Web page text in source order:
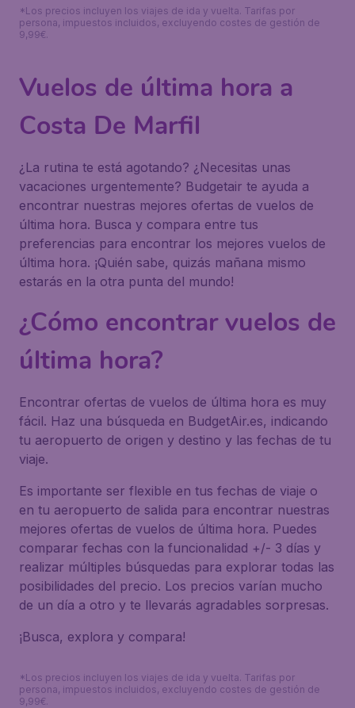
*Los precios incluyen los viajes de ida y vuelta. Tarifas por
persona, impuestos incluidos, excluyendo costes de gestión de
9,99€.
Vuelos de última hora a
Costa De Marfil
¿La rutina te está agotando? ¿Necesitas unas
vacaciones urgentemente? Budgetair te ayuda a
encontrar nuestras mejores ofertas de vuelos de
última hora. Busca y compara entre tus
preferencias para encontrar los mejores vuelos de
última hora. ¡Quién sabe, quizás mañana mismo
estarás en la otra punta del mundo!
¿Cómo encontrar vuelos de
última hora?
Encontrar ofertas de vuelos de última hora es muy
fácil. Haz una búsqueda en BudgetAir.es, indicando
tu aeropuerto de origen y destino y las fechas de tu
viaje.
Es importante ser flexible en tus fechas de viaje o
en tu aeropuerto de salida para encontrar nuestras
mejores ofertas de vuelos de última hora. Puedes
comparar fechas con la funcionalidad +/- 3 días y
realizar múltiples búsquedas para explorar todas las
posibilidades del precio. Los precios varían mucho
de un día a otro y te llevarás agradables sorpresas.
¡Busca, explora y compara!
*Los precios incluyen los viajes de ida y vuelta. Tarifas por
persona, impuestos incluidos, excluyendo costes de gestión de
9,99€.